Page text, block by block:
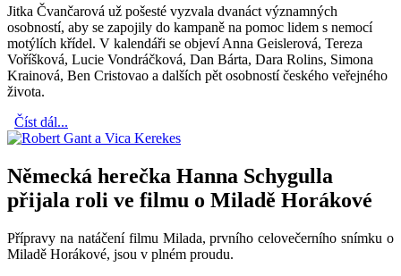
Jitka Čvančarová už pošesté vyzvala dvanáct významných
osobností, aby se zapojily do kampaně na pomoc lidem s nemocí
motýlích křídel. V kalendáři se objeví Anna Geislerová, Tereza
Voříšková, Lucie Vondráčková, Dan Bárta, Dara Rolins, Simona
Krainová, Ben Cristovao a dalších pět osobností českého veřejného
života.
Číst dál...
Německá herečka Hanna Schygulla
přijala roli ve filmu o Miladě Horákové
Přípravy na natáčení filmu Milada, prvního celovečerního snímku o
Miladě Horákové, jsou v plném proudu.